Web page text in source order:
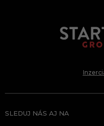
SLEDUJ NÁS AJ NA